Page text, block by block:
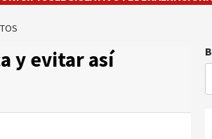
y evitar así